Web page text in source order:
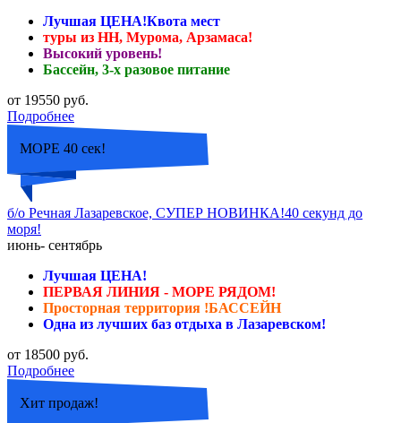
Лучшая ЦЕНА!Квота мест
туры из НН, Мурома, Арзамаса!
Высокий уровень!
Бассейн, 3-х разовое питание
от 19550 руб.
Подробнее
МОРЕ 40 сек!
б/о Речная Лазаревское, СУПЕР НОВИНКА!40 секунд до
моря!
июнь- сентябрь
Лучшая ЦЕНА!
ПЕРВАЯ ЛИНИЯ - МОРЕ РЯДОМ!
Просторная территория !БАССЕЙН
Одна из лучших баз отдыха в Лазаревском!
от 18500 руб.
Подробнее
Хит продаж!